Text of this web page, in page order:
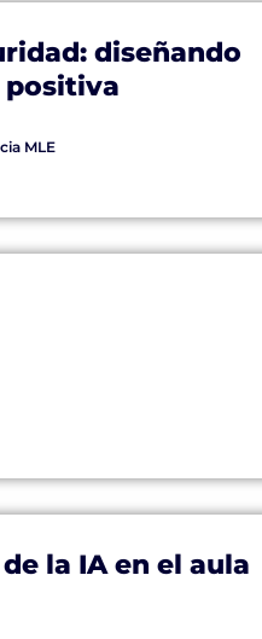
diseñando
positiva
MLE
la IA en el aula